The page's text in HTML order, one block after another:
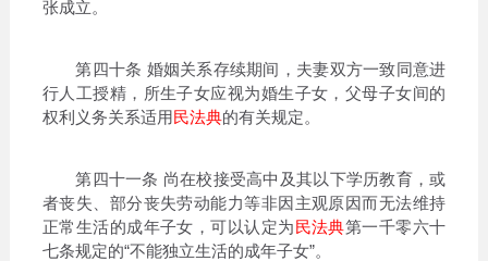
张成立。
第四十条 婚姻关系存续期间，夫妻双方一致同意进
行人工授精，所生子女应视为婚生子女，父母子女间的
权利义务关系适用民法典的有关规定。
第四十一条 尚在校接受高中及其以下学历教育，或
者丧失、部分丧失劳动能力等非因主观原因而无法维持
正常生活的成年子女，可以认定为民法典第一千零六十
七条规定的“不能独立生活的成年子女”。